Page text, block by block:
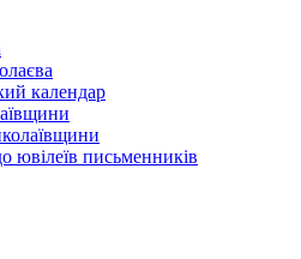
календар
ювілеїв письменників